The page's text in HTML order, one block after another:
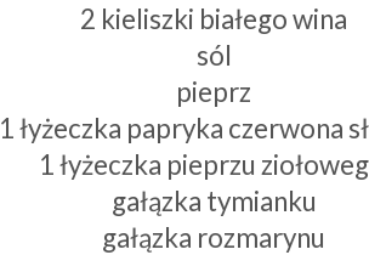
2 kieliszki białego wina
sól
pieprz
1 łyżeczka papryka czerwona
1 łyżeczka pieprzu
gałązka tymianku
gałązka rozmarynu